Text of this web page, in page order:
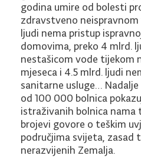
godina umire od bolesti
zdravstveno
ljudi nema pristup
domovima, preko 4 mlrd.
nestašicom vode tijekom
mjeseca i 4.5 mlrd. ljudi
sanitarne usluge…
od 100 000 bolnica
istraživanih bolnica nama
brojevi govore o teškim
područjima svijeta, zasad
nerazvijenih Zemalja.